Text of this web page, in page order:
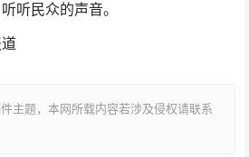
听民众的声音。
主题，本网所载内容若涉及侵权请联系